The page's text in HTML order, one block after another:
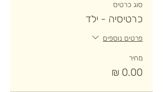
סוג כרטיס
כרטיסיה - ילד
פרטים נוספים
מחיר